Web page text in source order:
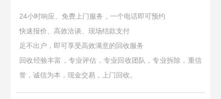
24小时响应、免费上门服务，一个电话即可预约
快速报价、高效洽谈、现场结款支付
足不出户，即可享受高效满意的回收服务
回收经验丰富，专业评估，专业回收团队，专业拆除，重信
誉，诚信为本，现金交易，上门回收。